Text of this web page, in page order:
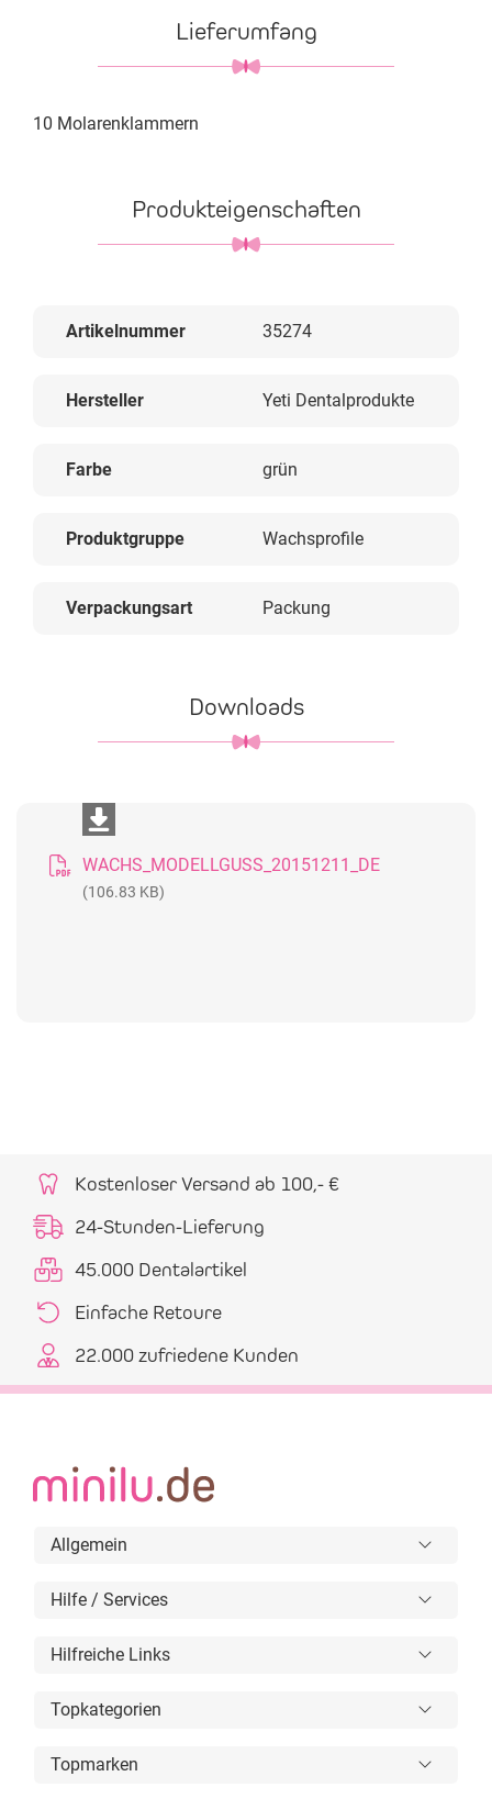
Lieferumfang
10 Molarenklammern
Produkteigenschaften
Artikelnummer 35274
Hersteller Yeti Dentalprodukte
Farbe grün
Produktgruppe Wachsprofile
Verpackungsart Packung
Downloads
WACHS_MODELLGUSS_20151211_DE
(106.83 KB)
Kostenloser Versand ab 100,- €
24-Stunden-Lieferung
45.000 Dentalartikel
Einfache Retoure
22.000 zufriedene Kunden
Allgemein
Hilfe / Services
Hilfreiche Links
Topkategorien
Topmarken